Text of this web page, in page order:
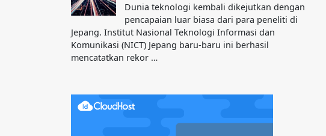
Dunia teknologi kembali dikejutkan dengan
pencapaian luar biasa dari para peneliti di
Jepang. Institut Nasional Teknologi Informasi dan
Komunikasi (NICT) Jepang baru-baru ini berhasil
mencatatkan rekor …